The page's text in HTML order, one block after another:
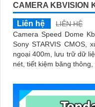
CAMERA KBVISION
Liên hệ
LIÊN HỆ
Camera Speed Dome
Sony STARVIS CMOS,
ngoại 400m, lưu trữ dữ liệu chip hình ảnh.
nét, tiết kiệm băng